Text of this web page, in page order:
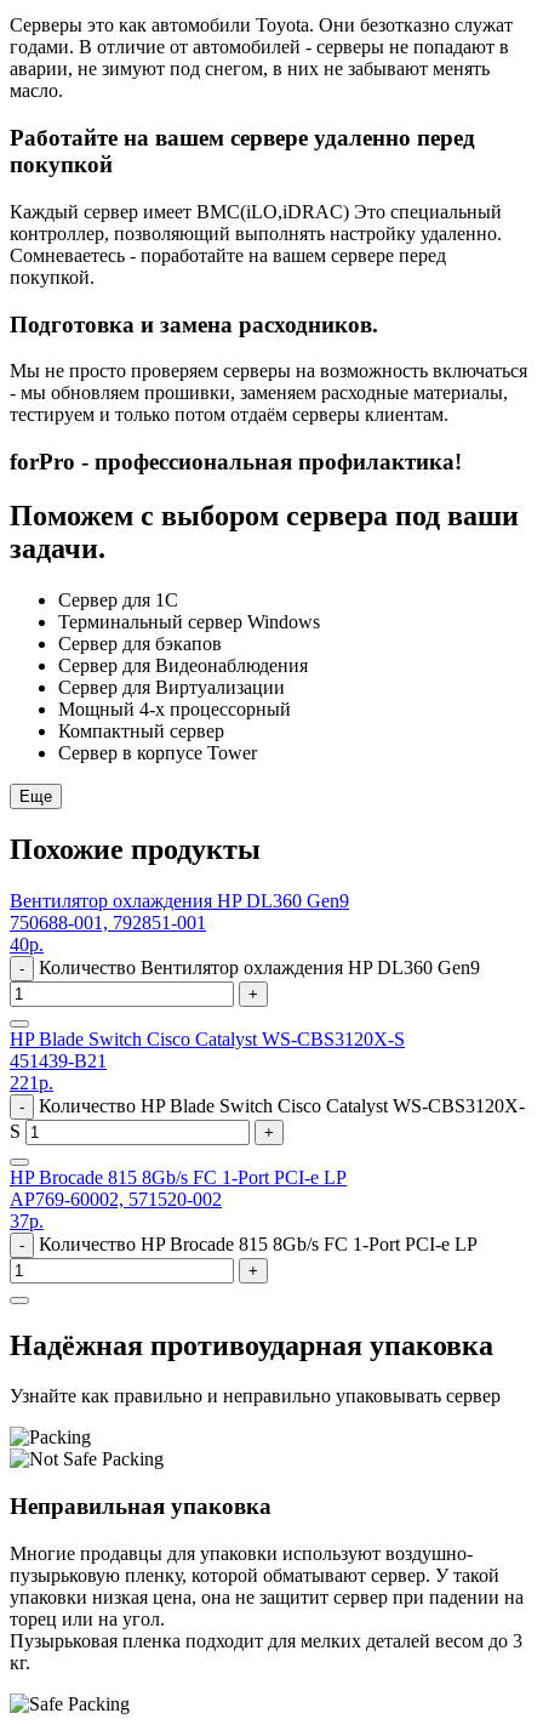
Серверы это как автомобили Toyota. Они безотказно служат
годами. В отличие от автомобилей - серверы не попадают в
аварии, не зимуют под снегом, в них не забывают менять
масло.
Работайте на вашем сервере удаленно перед
покупкой
Каждый сервер имеет BMC(iLO,iDRAC) Это специальный
контроллер, позволяющий выполнять настройку удаленно.
Сомневаетесь - поработайте на вашем сервере перед
покупкой.
Подготовка и замена расходников.
Мы не просто проверяем серверы на возможность включаться
- мы обновляем прошивки, заменяем расходные материалы,
тестируем и только потом отдаём серверы клиентам.
forPro - профессиональная профилактика!
Поможем с выбором сервера под ваши
задачи.
Сервер для 1С
Терминальный сервер Windows
Сервер для бэкапов
Сервер для Видеонаблюдения
Сервер для Виртуализации
Мощный 4-х процессорный
Компактный сервер
Сервер в корпусе Tower
Еще
Похожие продукты
Вентилятор охлаждения HP DL360 Gen9
750688-001, 792851-001
40р.
- Количество Вентилятор охлаждения HP DL360 Gen9
+
HP Blade Switch Cisco Catalyst WS-CBS3120X-S
451439-B21
221р.
-
Количество HP Blade Switch Cisco Catalyst WS-CBS3120X-
S
+
HP Brocade 815 8Gb/s FC 1-Port PCI-e LP
AP769-60002, 571520-002
37р.
- Количество HP Brocade 815 8Gb/s FC 1-Port PCI-e LP
+
Надёжная противоударная упаковка
Узнайте как правильно и неправильно упаковывать сервер
Неправильная упаковка
Многие продавцы для упаковки используют воздушно-
пузырьковую пленку, которой обматывают сервер. У такой
упаковки низкая цена, она не защитит сервер при падении на
торец или на угол.
Пузырьковая пленка подходит для мелких деталей весом до 3
кг.